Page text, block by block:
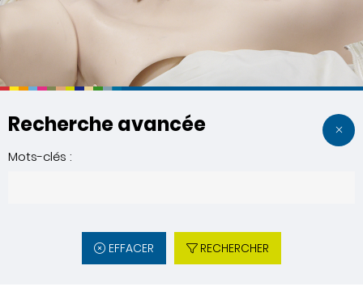
Recherche avancée
Mots-clés :
EFFACER RECHERCHER